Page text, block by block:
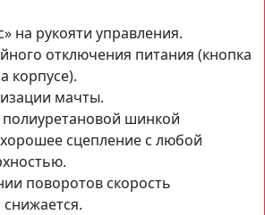
на рукояти управления.
отключения питания (кнопка
корпусе).
мачты.
полиуретановой шинкой
сцепление с любой
поворотов скорость